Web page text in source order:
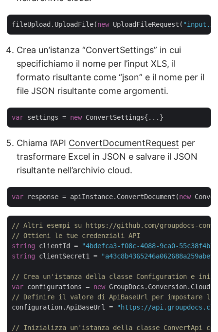
fileUpload.UploadFile(new UploadFileRequest(
Crea un’istanza “ConvertSettings” in cui
specifichiamo il nome per l’input XLS, il
formato risultante come “json” e il nome per il
file JSON risultante come argomenti.
var settings = new
Chiama l’API ConvertDocumentRequest per
trasformare Excel in JSON e salvare il JSON
risultante nell’archivio cloud.
var response = apiInstance.ConvertDocument(new
// Altri esempi su https://github.com/groupdocs-
// Ottieni le tue credenziali API
string clientId =
"4bdefca3-f08c-4088-9ca0-
string clientSecret1 =
// Crea un'istanza della classe Configuration e
var configurations = new
// Definire il valore di ApiBaseUrl per impostare
configuration.ApiBaseUrl =
"https://
// Inizializza un'istanza della classe ConvertApi